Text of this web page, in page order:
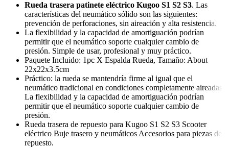
Rueda trasera patinete eléctrico Kugoo S1 S2 S3. Las
características del neumático sólido son las siguientes:
prevención de perforaciones, sin aireación y alta resistencia.
La flexibilidad y la capacidad de amortiguación podrían
permitir que el neumático soporte cualquier cambio de
presión. Simple de usar, profesional y muy práctico.
Paquete Incluido: 1pc X Espalda Rueda, Tamaño: About
22x22x3.5cm
Práctico: la rueda se mantendría firme al igual que el
neumático tradicional en condiciones completamente aireadas.
La flexibilidad y la capacidad de amortiguación podrían
permitir que el neumático soporte cualquier cambio de
presión.
Rueda trasera de repuesto para Kugoo S1 S2 S3 Scooter
eléctrico Buje trasero y neumáticos Accesorios para piezas de
repuesto.